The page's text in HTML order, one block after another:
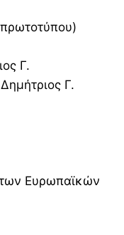
Γ.
Γ.
Ευρωπαϊκών